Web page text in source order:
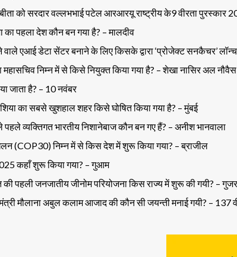
को सरदार वल्लभभाई पटेल आरआरयू राष्ट्रीय के9 वीरता पुरस्कार
का पहला देश कौन बन गया है? – मालदीव
एआई डेटा सेंटर बनाने के लिए किसके द्वारा ‘प्रोजेक्ट सनकैचर’
महासचिव निम्न में से किसे नियुक्त किया गया है? – शेखा नासिर अल नौवैस
जाता है? – 10 नवंबर
एशिया का सबसे खुशहाल शहर किसे घोषित किया गया है? – मुंबई
व्यक्तिगत भारतीय निशानेबाज कौन बन गए हैं? – अनीश भानवाला
(COP30) निम्न में से किस देश में शुरू किया गया? – ब्राजील
कहाँ शुरू किया गया? – गुआम
पहली जनजातीय जीनोम परियोजना किस राज्य में शुरू की गयी? –
मौलाना अबुल कलाम आजाद की कौन सी जयन्ती मनाई गयी? – 137